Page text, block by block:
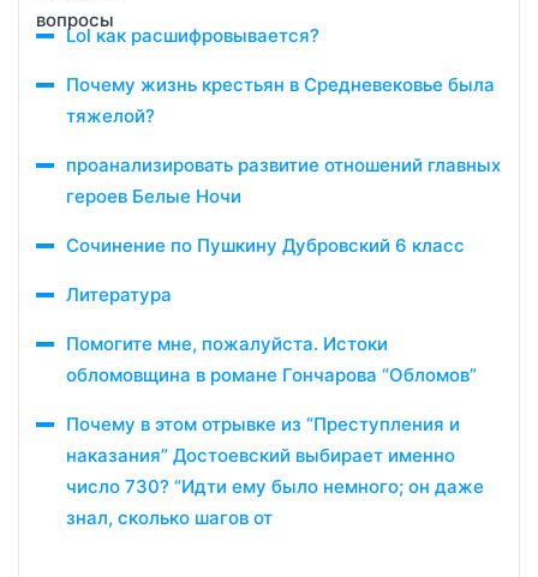
Lol как расшифровывается?
Почему жизнь крестьян в Средневековье была
тяжелой?
проанализировать развитие отношений главных
героев Белые Ночи
Сочинение по Пушкину Дубровский 6 класс
Литература
Помогите мне, пожалуйста. Истоки
обломовщина в романе Гончарова “Обломов”
Почему в этом отрывке из “Преступления и
наказания” Достоевский выбирает именно
число 730? “Идти ему было немного; он даже
знал, сколько шагов от